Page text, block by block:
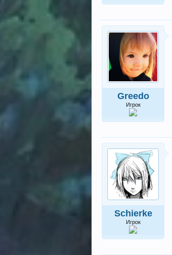
Greedo
Игрок
Schierke
Игрок